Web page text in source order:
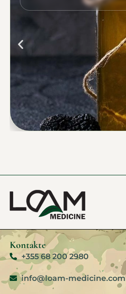
Kontakte
+355 68 200 2980
info@loam-medicine.com